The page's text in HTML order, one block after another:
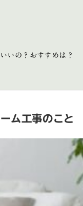
いの？おすすめは？
ム工事のこと